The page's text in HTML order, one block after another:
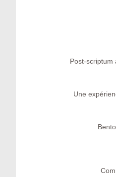
Post-scriptum
Une